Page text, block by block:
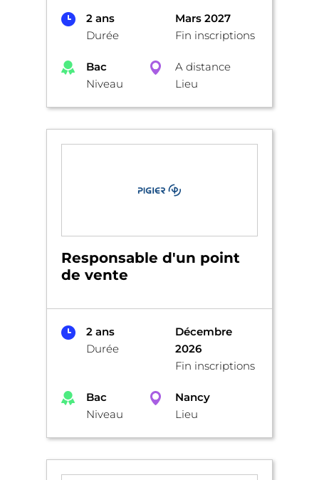
2 ans
Durée
Mars 2027
Fin inscriptions
Bac
Niveau
A distance
Lieu
Responsable d'un point
de vente
2 ans
Durée
Décembre
2026
Fin inscriptions
Bac
Niveau
Nancy
Lieu